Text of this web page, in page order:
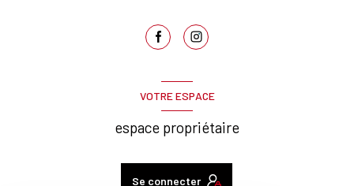
VOTRE ESPACE
espace propriétaire
Se connecter